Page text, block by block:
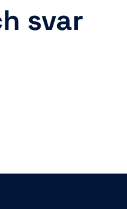
svar